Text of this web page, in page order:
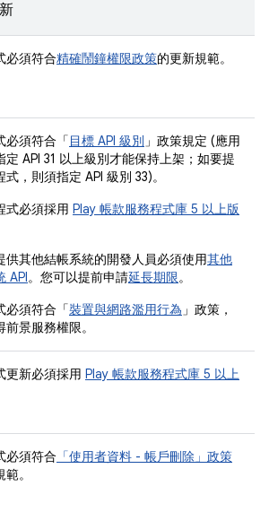
必須符合精確鬧鐘權限政策的更新規範。
必須符合「目標 API 級別 」政策規定 (應用
定 API 31 以上級別才能保持上架；如要提
式，則須指定 API 級別 33)。
式必須採用 Play 帳款服務程式庫 5 以上版
供其他結帳系統的開發人員必須使用其他
API。您可以提前申請延長期限。
必須符合「裝置與網路濫用行為 」政策，
景服務權限。
更新必須採用 Play 帳款服務程式庫 5 以上
必須符合 「使用者資料 - 帳戶刪除」政策
。